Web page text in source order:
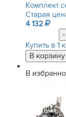
Комплект
Старая
4 132
-
Купить в 1
В